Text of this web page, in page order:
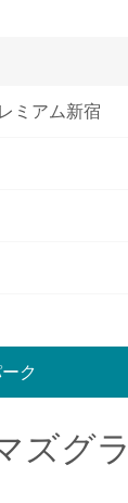
ミアム新宿
ク
ズグ